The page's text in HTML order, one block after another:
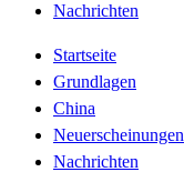
Nachrichten
Startseite
Grundlagen
China
Neuerscheinungen
Nachrichten